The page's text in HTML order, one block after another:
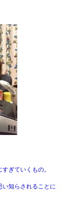
ぎていくもの。
い知らされることに